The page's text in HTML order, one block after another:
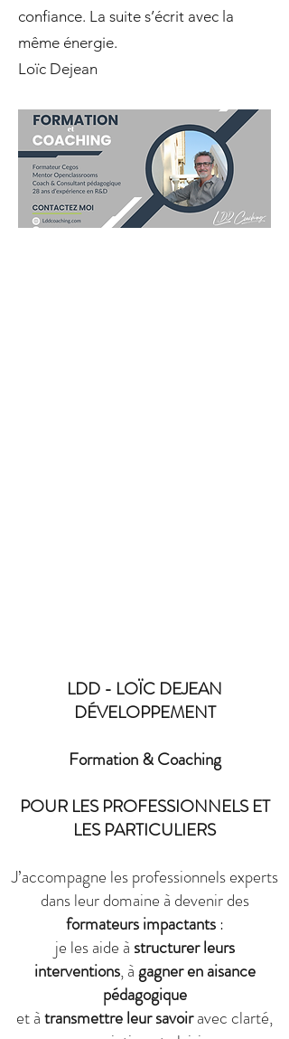
confiance. La suite s’écrit avec la
même énergie.
Loïc Dejean
LDD - LOÏC DEJEAN
DÉVELOPPEMENT
Formation & Coaching
POUR LES PROFESSIONNELS ET
LES PARTICULIERS
J’accompagne les professionnels experts
dans leur domaine à devenir des
formateurs impactants:
je les aide à structurer leurs
interventions, àgagner en aisance
pédagogique
et àtransmettre leur savoiravec clarté,